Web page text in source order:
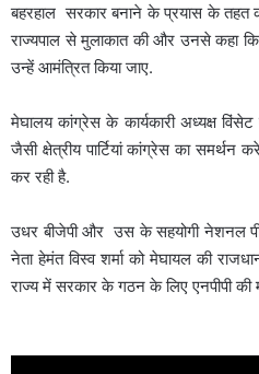
बहरहाल सरकार बनाने के प्रयास के
राज्यपाल से मुलाकात की और उनसे कहा
उन्हें आमंत्रित किया जाए.
मेघालय कांग्रेस के कार्यकारी अध्यक्ष
जैसी क्षेत्रीय पार्टियां कांग्रेस का समर्थन
कर रही है.
उधर बीजेपी और उस के सहयोगी नेशनल
नेता हेमंत विस्व शर्मा को मेघायल की
राज्य में सरकार के गठन के लिए एनपीपी की